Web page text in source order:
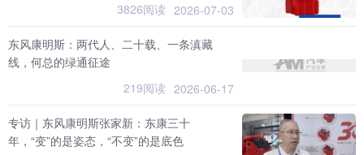
3826阅读 2026-07-03
东风康明斯：两代人、二十载、一条滇藏
线，何总的绿通征途
219阅读 2026-06-17
专访｜东风康明斯张家新：东康三十
年，“变”的是姿态，“不变”的是底色